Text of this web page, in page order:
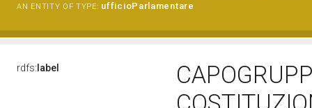
AN ENTITY OF TYPE: ufficioParlamentare
rdfs: label